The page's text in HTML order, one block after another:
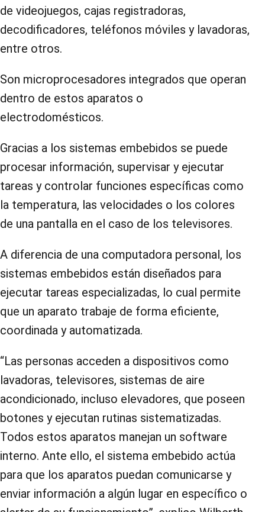
de videojuegos, cajas registradoras,
decodificadores, teléfonos móviles y lavadoras,
entre otros.
Son microprocesadores integrados que operan
dentro de estos aparatos o
electrodomésticos.
Gracias a los sistemas embebidos se puede
procesar información, supervisar y ejecutar
tareas y controlar funciones específicas como
la temperatura, las velocidades o los colores
de una pantalla en el caso de los televisores.
A diferencia de una computadora personal, los
sistemas embebidos están diseñados para
ejecutar tareas especializadas, lo cual permite
que un aparato trabaje de forma eficiente,
coordinada y automatizada.
“Las personas acceden a dispositivos como
lavadoras, televisores, sistemas de aire
acondicionado, incluso elevadores, que poseen
botones y ejecutan rutinas sistematizadas.
Todos estos aparatos manejan un software
interno. Ante ello, el sistema embebido actúa
para que los aparatos puedan comunicarse y
enviar información a algún lugar en específico o